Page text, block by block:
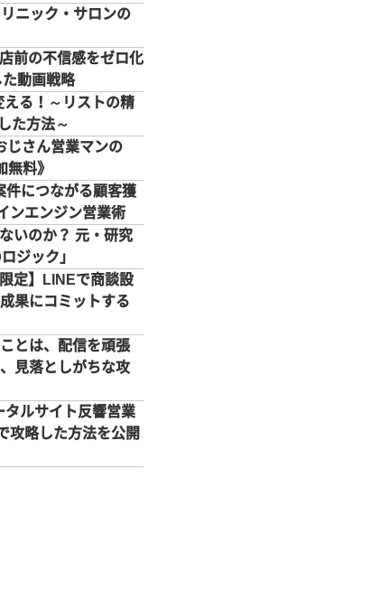
ニック・サロンの
前の不信感をゼロ化
動画戦略
る！～リストの精
た方法～
じさん営業マンの
料》
件につながる顧客獲
ンエンジン営業術
いのか？ 元・研究
ジック」
定】LINEで商談設
果にコミットする
とは、配信を頑張
見落としがちな攻
タルサイト反響営業
攻略した方法を公開